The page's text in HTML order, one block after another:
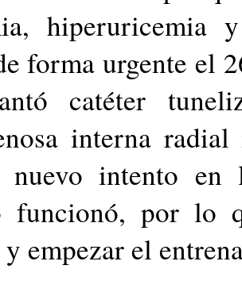
hiperuricemia
forma urgente el
catéter
interna
intento en
funcionó, por lo
empezar el